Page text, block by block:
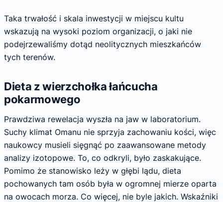
Taka trwałość i skala inwestycji w miejscu kultu
wskazują na wysoki poziom organizacji, o jaki nie
podejrzewaliśmy dotąd neolitycznych mieszkańców
tych terenów.
Dieta z wierzchołka łańcucha
pokarmowego
Prawdziwa rewelacja wyszła na jaw w laboratorium.
Suchy klimat Omanu nie sprzyja zachowaniu kości, więc
naukowcy musieli sięgnąć po zaawansowane metody
analizy izotopowe. To, co odkryli, było zaskakujące.
Pomimo że stanowisko leży w głębi lądu, dieta
pochowanych tam osób była w ogromnej mierze oparta
na owocach morza. Co więcej, nie byle jakich. Wskaźniki